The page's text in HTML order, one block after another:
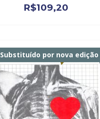
R$109,20
Fora de catálogo
Substituído por nova edição